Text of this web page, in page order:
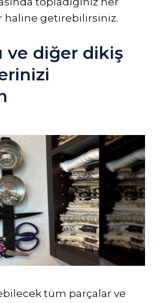
haline getirebilirsiniz.
ve diğer dikiş
tüm parçalar ve